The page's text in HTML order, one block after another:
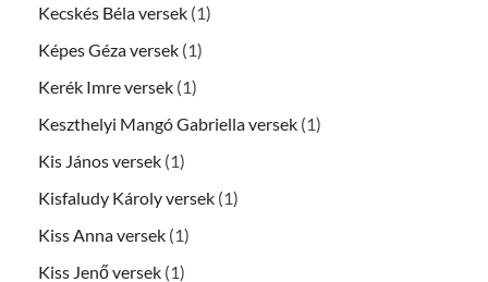
Kecskés Béla versek (1)
Képes Géza versek (1)
Kerék Imre versek (1)
Keszthelyi Mangó Gabriella versek (1)
Kis János versek (1)
Kisfaludy Károly versek (1)
Kiss Anna versek (1)
Kiss Jenő versek (1)